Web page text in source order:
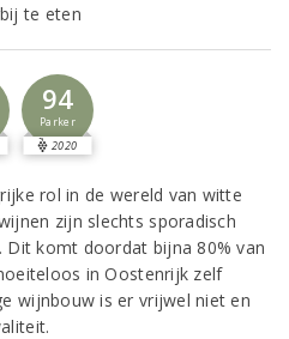
te eten
94
Parker
2020
rol in de wereld van witte
zijn slechts sporadisch
Dit komt doordat bijna 80% van
in Oostenrijk zelf
wijnbouw is er vrijwel niet en